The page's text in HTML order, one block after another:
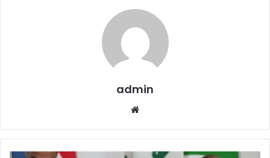
admin